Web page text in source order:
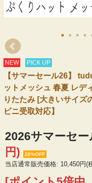
NEW PICK UP
【サマーセール26】
ットメッシュ 春夏 レデ
りたたみ [大きいサイズ
ビニ受取対応】
2026サマーセー
円)
20%OFF
当店通常販売価格: 10,450円(